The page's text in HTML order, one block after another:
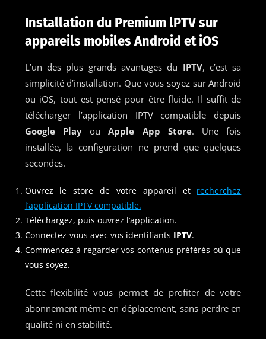
Installation du Premium lPTV sur
appareils mobiles Android et iOS
L’un des plus grands avantages du IPTV, c’est sa
simplicité d’installation. Que vous soyez sur Android
ou iOS, tout est pensé pour être fluide. Il suffit de
télécharger l’application IPTV compatible depuis
Google PlayouApple App Store. Une fois
installée, la configuration ne prend que quelques
secondes.
Ouvrez le store de votre appareil et recherchez
l’application IPTV compatible.
Téléchargez, puis ouvrez l’application.
Connectez-vous avec vos identifiants IPTV.
Commencez à regarder vos contenus préférés où que
vous soyez.
Cette flexibilité vous permet de profiter de votre
abonnement même en déplacement, sans perdre en
qualité ni en stabilité.